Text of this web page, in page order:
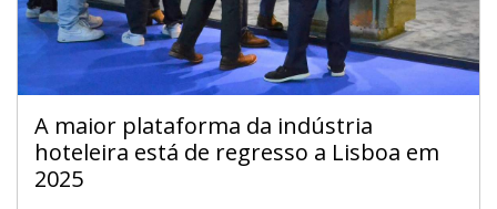
A maior plataforma da indústria
hoteleira está de regresso a Lisboa em
2025